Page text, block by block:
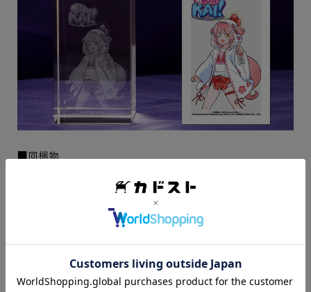
■同梱物
・ライトアップ用LEDスタンド×1個
※ライトアップには単三電池3本（別売）が必要です。
※ライトアップには専用の給電ケーブル及びACアダプター
もご使用いただけますが、本商品には付属いたしません。
市販品(型番：AL-052UK)をご使用ください。